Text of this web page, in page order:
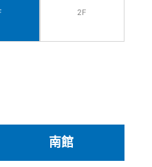
2F
南館